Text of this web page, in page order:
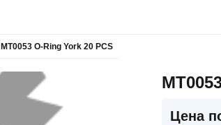
MT0053 O-Ring York 20 PCS
Цена